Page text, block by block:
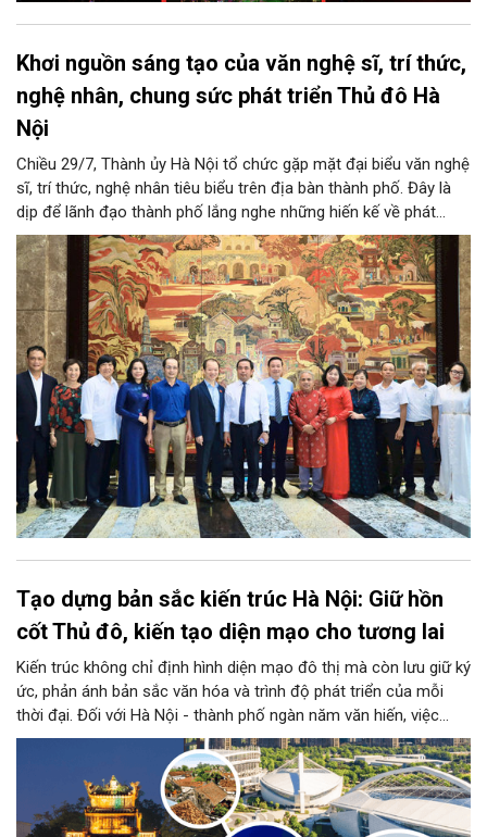
Khơi nguồn sáng tạo của văn nghệ sĩ, trí thức,
nghệ nhân, chung sức phát triển Thủ đô Hà
Nội
Chiều 29/7, Thành ủy Hà Nội tổ chức gặp mặt đại biểu văn nghệ
sĩ, trí thức, nghệ nhân tiêu biểu trên địa bàn thành phố. Đây là
dịp để lãnh đạo thành phố lắng nghe những hiến kế về phát
triển khoa học công nghệ, đổi mới sáng tạo, công nghiệp văn
hóa và phát huy nguồn lực con người, góp phần tạo động lực
mới cho sự phát triển nhanh, bền vững của Thủ đô.
Tạo dựng bản sắc kiến trúc Hà Nội: Giữ hồn
cốt Thủ đô, kiến tạo diện mạo cho tương lai
Kiến trúc không chỉ định hình diện mạo đô thị mà còn lưu giữ ký
ức, phản ánh bản sắc văn hóa và trình độ phát triển của mỗi
thời đại. Đối với Hà Nội - thành phố ngàn năm văn hiến, việc
kiến tạo những công trình mới hài hòa với không gian lịch sử,
đồng thời phát huy vai trò của đội ngũ kiến trúc sư trong bảo
tồn và sáng tạo, là yêu cầu quan trọng để xây dựng Thủ đô
"Văn hiến - Văn minh - Hiện đại", đáp ứng yêu cầu phát triển